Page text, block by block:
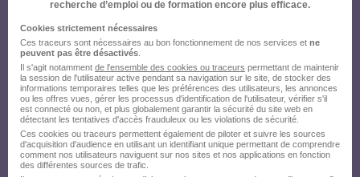
recherche d’emploi ou de formation encore plus efficace.
Cookies strictement nécessaires
Ces traceurs sont nécessaires au bon fonctionnement de nos services et ne
peuvent pas être désactivés
Il s'agit notamment de l'ensemble des cookies ou traceurs permettant de maintenir
la session de l'utilisateur active pendant sa navigation sur le site, de stocker des
informations temporaires telles que les préférences des utilisateurs, les annonces
ou les offres vues, gérer les processus d'identification de l'utilisateur, vérifier s'il
est connecté ou non, et plus globalement garantir la sécurité du site web en
détectant les tentatives d'accès frauduleux ou les violations de sécurité.
Ces cookies ou traceurs permettent également de piloter et suivre les sources
d'acquisition d'audience en utilisant un identifiant unique permettant de comprendre
comment nos utilisateurs naviguent sur nos sites et nos applications en fonction
des différentes sources de trafic.